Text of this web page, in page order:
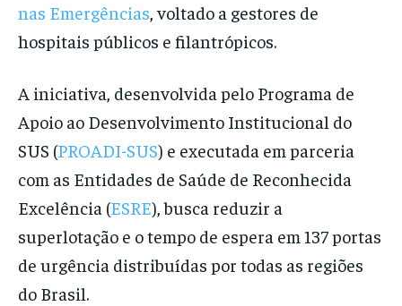
nas Emergências, voltado a gestores de
hospitais públicos e filantrópicos.
A iniciativa, desenvolvida pelo Programa de
Apoio ao Desenvolvimento Institucional do
SUS (PROADI-SUS) e executada em parceria
com as Entidades de Saúde de Reconhecida
Excelência (ESRE), busca reduzir a
superlotação e o tempo de espera em 137 portas
de urgência distribuídas por todas as regiões
do Brasil.